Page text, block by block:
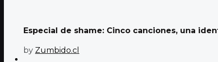
Especial de shame: Cinco canciones, una
by Zumbido.cl